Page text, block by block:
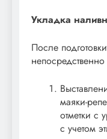
Укладка
После
маяки-
отметки с
с учетом